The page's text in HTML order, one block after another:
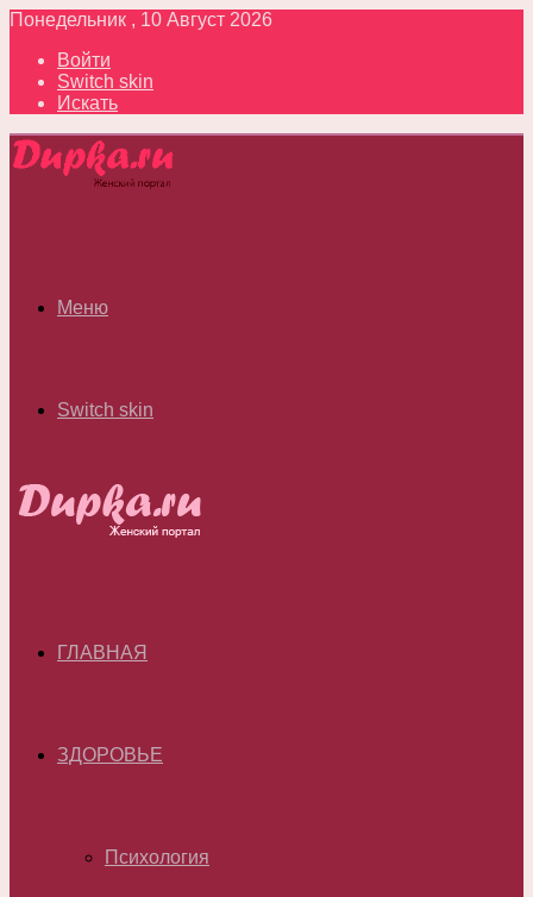
Понедельник , 10 Август 2026
Войти
Switch skin
Искать
Меню
Switch skin
ГЛАВНАЯ
ЗДОРОВЬЕ
Психология